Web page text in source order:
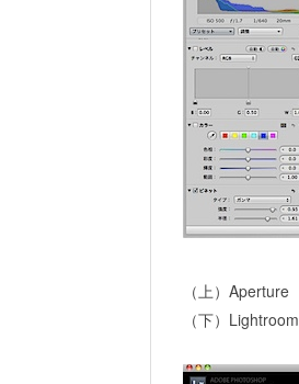
（上）Aperture
（下）Lightroom